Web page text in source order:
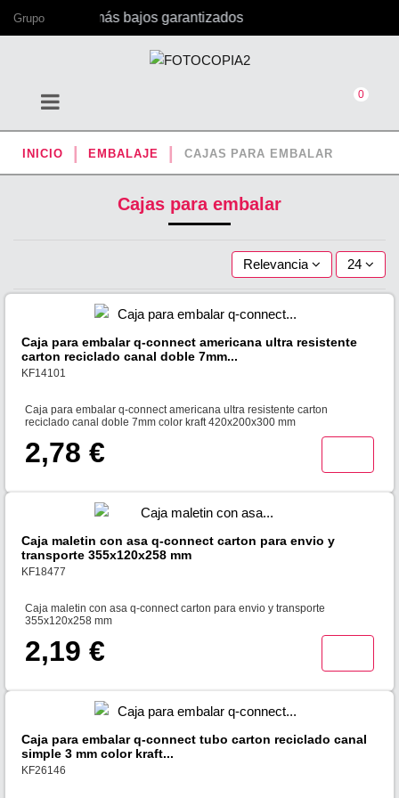
Grupo
los precios más bajos garantizados
0
INICIO EMBALAJE CAJAS PARA EMBALAR
Cajas para embalar
Relevancia 24
Caja para embalar q-connect americana ultra resistente
carton reciclado canal doble 7mm...
KF14101
Caja para embalar q-connect americana ultra resistente carton
reciclado canal doble 7mm color kraft 420x200x300 mm
2,78 €
Caja maletin con asa q-connect carton para envio y
transporte 355x120x258 mm
KF18477
Caja maletin con asa q-connect carton para envio y transporte
355x120x258 mm
2,19 €
Caja para embalar q-connect tubo carton reciclado canal
simple 3 mm color kraft...
KF26146